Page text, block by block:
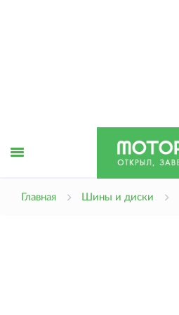
Главная Шины и диски